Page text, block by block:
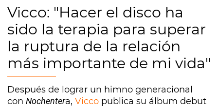
Vicco: "Hacer el disco ha
sido la terapia para superar
la ruptura de la relación
más importante de mi vida"
Después de lograr un himno generacional
con Nochentera, Vicco publica su álbum debut